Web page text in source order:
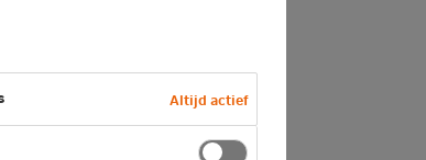
Altijd actief